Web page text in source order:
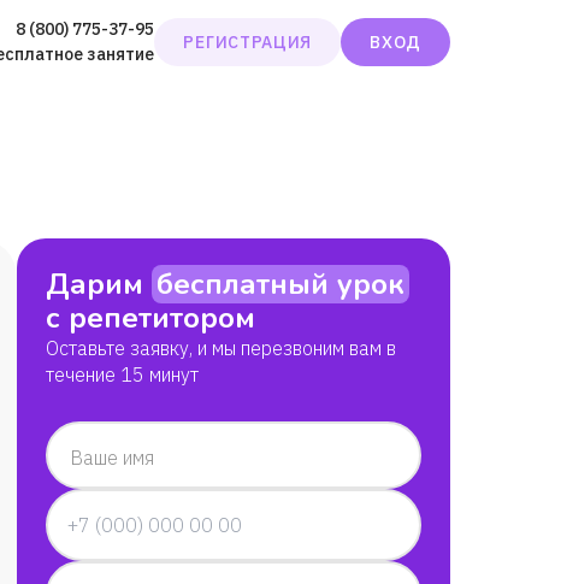
8 (800) 775-37-95
занятие
РЕГИСТРАЦИЯ ВХОД
Дарим бесплатный урок
с репетитором
Оставьте заявку, и мы перезвоним вам в
течение 15 минут
Ваше имя